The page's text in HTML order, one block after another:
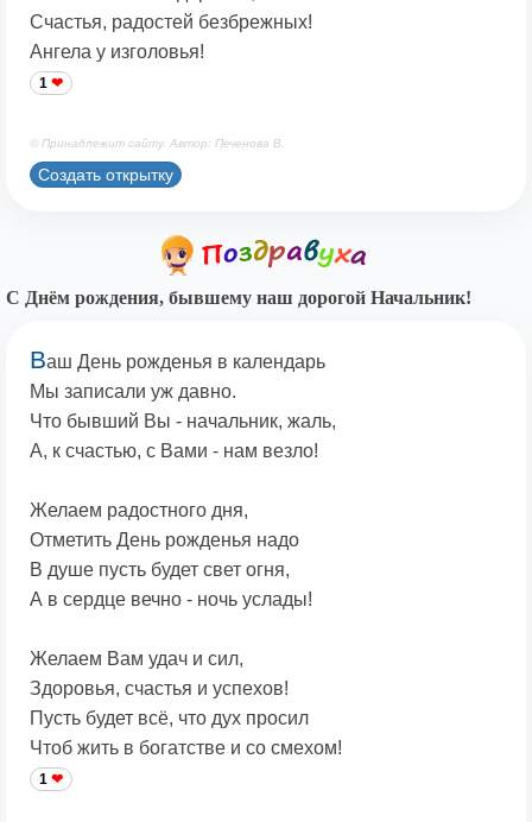
Счастья, радостей безбрежных!
Ангела у изголовья!
1
© Принадлежит сайту. Автор: Печенова В.
Создать открытку
С Днём рождения, бывшему наш дорогой Начальник!
Ваш День рожденья в календарь
Мы записали уж давно.
Что бывший Вы - начальник, жаль,
А, к счастью, с Вами - нам везло!
Желаем радостного дня,
Отметить День рожденья надо
В душе пусть будет свет огня,
А в сердце вечно - ночь услады!
Желаем Вам удач и сил,
Здоровья, счастья и успехов!
Пусть будет всё, что дух просил
Чтоб жить в богатстве и со смехом!
1